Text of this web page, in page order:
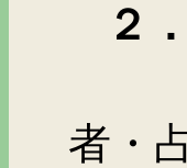
２．
区分
者・